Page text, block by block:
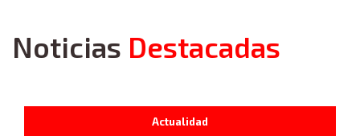
Noticias Destacadas
Actualidad